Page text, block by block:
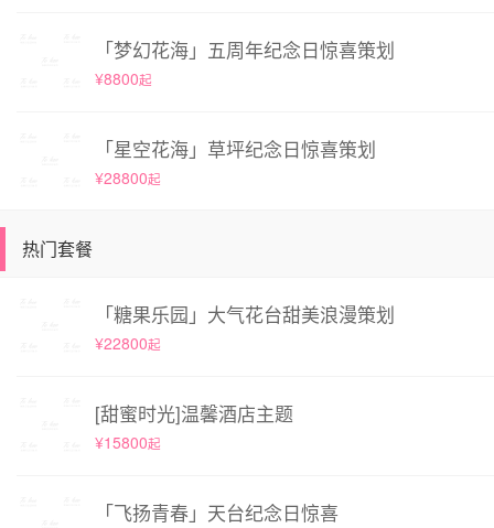
「梦幻花海」五周年纪念日惊喜策划
¥8800起
「星空花海」草坪纪念日惊喜策划
¥28800起
热门套餐
「糖果乐园」大气花台甜美浪漫策划
¥22800起
[甜蜜时光]温馨酒店主题
¥15800起
「飞扬青春」天台纪念日惊喜